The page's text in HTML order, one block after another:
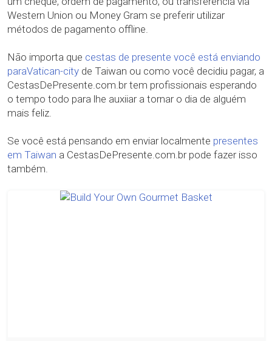
Western Union ou Money Gram se preferir utilizar
métodos de pagamento offline.
Não importa que cestas de presente você está enviando
paraVatican-city de Taiwan ou como você decidiu pagar, a
CestasDePresente.com.br tem profissionais esperando
o tempo todo para lhe auxiiar a tornar o dia de alguém
mais feliz.
Se você está pensando em enviar localmente presentes
em Taiwan a CestasDePresente.com.br pode fazer isso
também.